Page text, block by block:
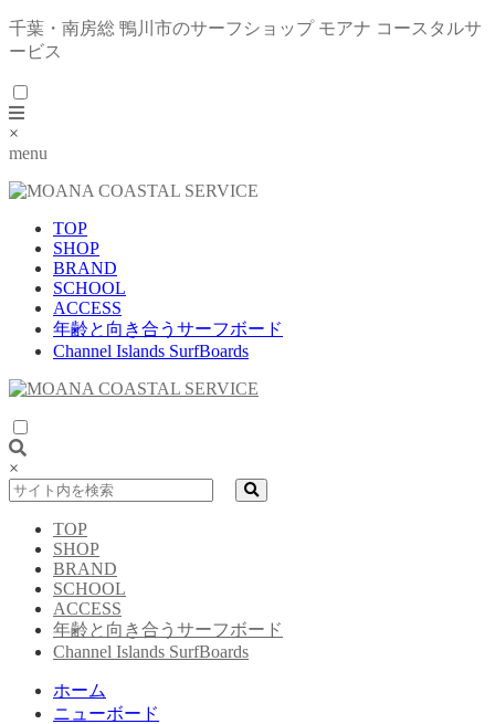
千葉・南房総 鴨川市のサーフショップ モアナ コースタルサ
ービス
×
menu
TOP
SHOP
BRAND
SCHOOL
ACCESS
年齢と向き合うサーフボード
Channel Islands SurfBoards
×
TOP
SHOP
BRAND
SCHOOL
ACCESS
年齢と向き合うサーフボード
Channel Islands SurfBoards
ホーム
ニューボード